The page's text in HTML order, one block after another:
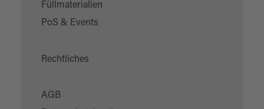
Füllmaterialien
PoS & Events
Rechtliches
AGB